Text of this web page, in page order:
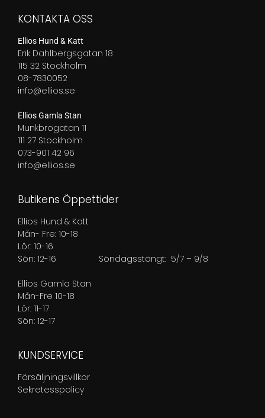
KONTAKTA OSS
Ellios Hund & Katt
Erik Dahlbergsgatan 18
115 32 Stockholm
08-7830052
info@ellios.se
Ellios Gamla Stan
Munkbrogatan 11
111 27 Stockholm
073-901 42 96
info@ellios.se
Butikens Öppettider
Ellios Hund & Katt
Mån- Fre: 10-18
Lör: 10-16
Sön: 12-16 Söndagsstängt: 5/7 – 9/8
Ellios Gamla Stan
Mån-Fre 10-18
Lör: 11-17
Sön: 12-17
KUNDSERVICE
Försäljningsvillkor
Sekretesspolicy